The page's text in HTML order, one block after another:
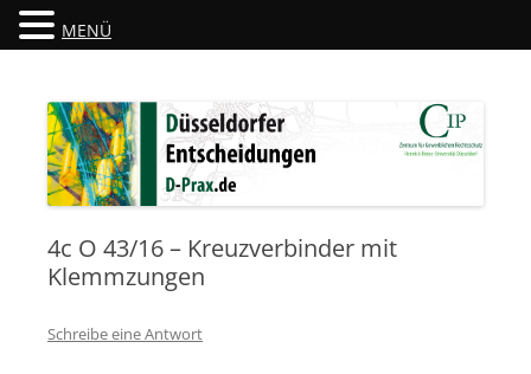
Düsseldorfer Entscheidungen
4c O 43/16 – Kreuzverbinder mit
Klemmzungen
Schreibe eine Antwort
MENÜ